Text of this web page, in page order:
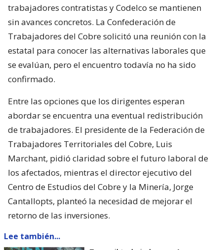
trabajadores contratistas y Codelco se mantienen
sin avances concretos. La Confederación de
Trabajadores del Cobre solicitó una reunión con la
estatal para conocer las alternativas laborales que
se evalúan, pero el encuentro todavía no ha sido
confirmado.
Entre las opciones que los dirigentes esperan
abordar se encuentra una eventual redistribución
de trabajadores. El presidente de la Federación de
Trabajadores Territoriales del Cobre, Luis
Marchant, pidió claridad sobre el futuro laboral de
los afectados, mientras el director ejecutivo del
Centro de Estudios del Cobre y la Minería, Jorge
Cantallopts, planteó la necesidad de mejorar el
retorno de las inversiones.
Lee también...